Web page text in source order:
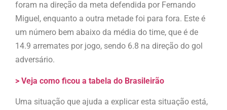
foram na direção da meta defendida por Fernando
Miguel, enquanto a outra metade foi para fora. Este é
um número bem abaixo da média do time, que é de
14.9 arremates por jogo, sendo 6.8 na direção do gol
adversário.
> Veja como ficou a tabela do Brasileirão
Uma situação que ajuda a explicar esta situação está,